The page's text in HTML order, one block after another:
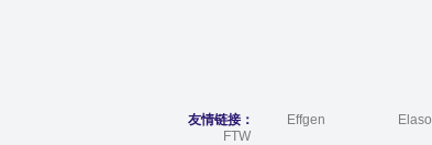
友情链接： Effgen Elaso
FTW